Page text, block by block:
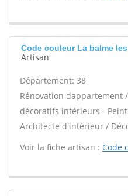
Code couleur La balme
Artisan
Département: 38
Rénovation dappartement
décoratifs intérieurs -
Architecte d'intérieur /
Voir la fiche artisan : Code